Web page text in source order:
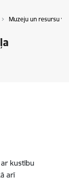
Muzeju un resursu
kustību
arī